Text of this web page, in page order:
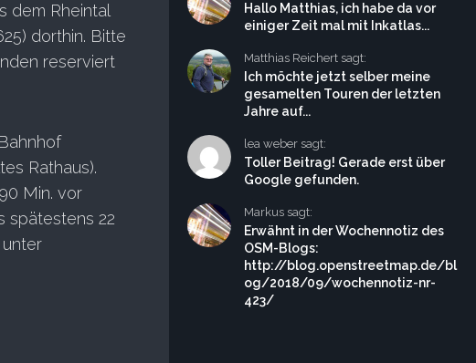
dem Rheintal
dorthin. Bitte
reserviert
Rathaus).
Min. vor
spätestens 22
unter
Hallo Matthias, ich habe da vor
einiger Zeit mal mit Inkatlas...
Matthias Reichert sagt:
Ich möchte jetzt selber meine
gesamelten Touren der letzten
Jahre auf...
lea weber sagt:
Toller Beitrag! Gerade erst über
Google gefunden.
Markus sagt:
Erwähnt in der Wochennotiz des
OSM-Blogs:
http://blog.openstreetmap.de/bl
og/2018/09/wochennotiz-nr-
423/